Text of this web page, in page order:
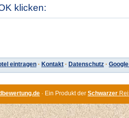
klicken:
eintragen · Kontakt · Datenschutz ·
· Ein Produkt der Schwarzer